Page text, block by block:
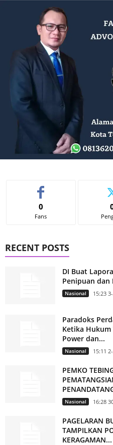
0
Fans
RECENT POSTS
DI Buat
Penipuan dan
Nasional 15:23
Paradoks
Ketika
Power dan...
Nasional 15:11
PEMKO
Nasional 16:28
PAGELARAN
TAMPILKAN
KERAGAMAN...